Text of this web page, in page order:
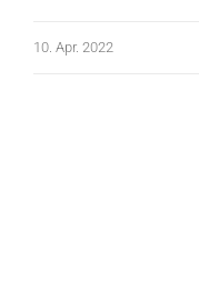
10. Apr. 2022